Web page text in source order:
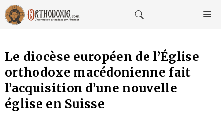
Aller
au
contenu
Le diocèse européen de l’Église
orthodoxe macédonienne fait
l’acquisition d’une nouvelle
église en Suisse